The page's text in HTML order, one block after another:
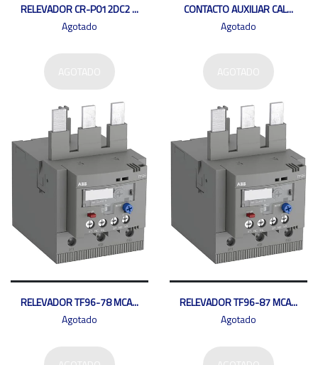
RELEVADOR CR-P012DC2 ...
Agotado
CONTACTO AUXILIAR CAL...
Agotado
RELEVADOR TF96-78 MCA...
Agotado
RELEVADOR TF96-87 MCA...
Agotado